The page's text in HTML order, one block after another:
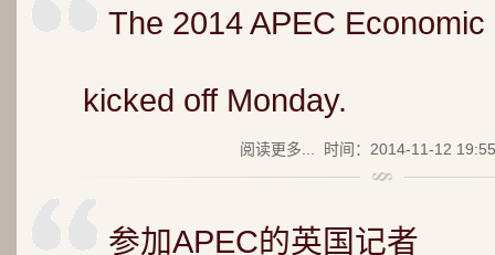
The 2014 APEC
kicked off Monday.
阅读更多... 时间：2014-11-12
参加APEC的英国记者